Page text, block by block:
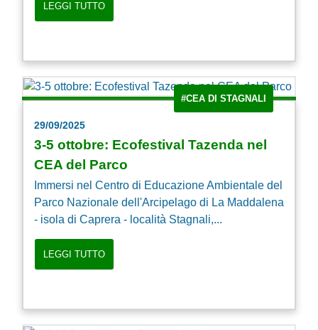
LEGGI TUTTO
#CEA DI STAGNALI
29/09/2025
3-5 ottobre: Ecofestival Tazenda nel
CEA del Parco
Immersi nel Centro di Educazione Ambientale del
Parco Nazionale dell'Arcipelago di La Maddalena
- isola di Caprera - località Stagnali,...
LEGGI TUTTO